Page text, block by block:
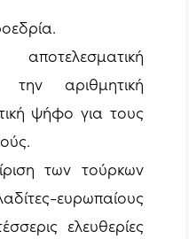
αριθμητική
ψήφο για τους
των τούρκων
ευρωπαίους
ελευθερίες